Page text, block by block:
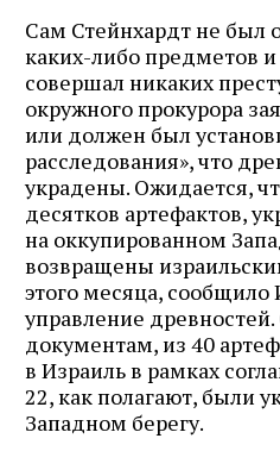
Сам Стейнхардт не был
каких-либо предметов и
совершал никаких
окружного прокурора
или должен был
расследования», что
украдены. Ожидается,
десятков артефактов,
на оккупированном
возвращены
этого месяца, сообщило
управление
документам, из 40
в Израиль в рамках
22, как полагают, были
Западном берегу.